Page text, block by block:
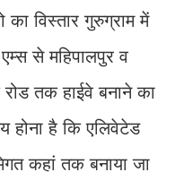
का विस्तार गुरुग्राम में
से महिपालपुर व
रोड तक हाईवे बनाने का
होना है कि एलिवेटेड
कहां तक बनाया जा